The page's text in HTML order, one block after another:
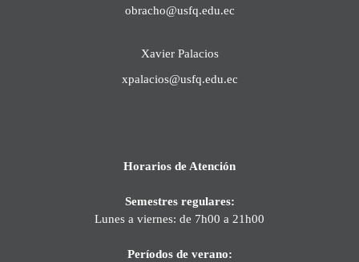
obracho@usfq.edu.ec
Xavier Palacios
xpalacios@usfq.edu.ec
Horarios de Atención
Semestres regulares:
Lunes a viernes: de 7h00 a 21h00
Períodos de verano: